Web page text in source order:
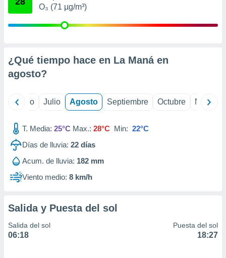
mediante
publicidad
publicidad
1199
O₃ (71 µg/m³)
¿Qué tiempo hace en La Maná en
agosto?
Junio Julio Agosto Septiembre Octubre
T. Media: 25°C Max.: 28°C Min: 22°C
Días de lluvia: 22 días
Acum. de lluvia: 182 mm
Viento medio: 8 km/h
Salida y Puesta del sol
Salida del sol
06:18
Puesta del sol
18:27